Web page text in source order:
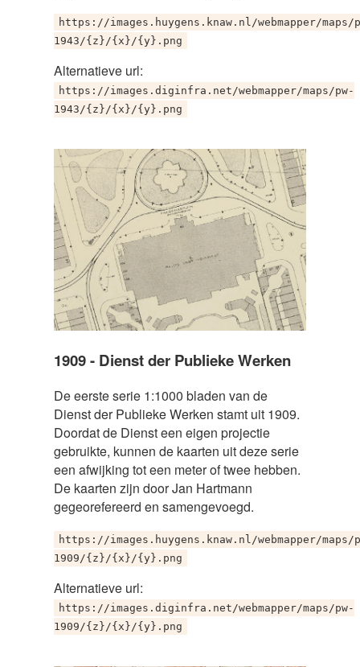
https://images.huygens.knaw.nl/webmapper/maps/
1943/{z}/{x}/{y}.png
Alternatieve url:
https://images.diginfra.net/webmapper/maps/pw-
1943/{z}/{x}/{y}.png
1909 - Dienst der Publieke Werken
De eerste serie 1:1000 bladen van de
Dienst der Publieke Werken stamt uit 1909.
Doordat de Dienst een eigen projectie
gebruikte, kunnen de kaarten uit deze serie
een afwijking tot een meter of twee hebben.
De kaarten zijn door Jan Hartmann
gegeorefereerd en samengevoegd.
https://images.huygens.knaw.nl/webmapper/maps/
1909/{z}/{x}/{y}.png
Alternatieve url:
https://images.diginfra.net/webmapper/maps/pw-
1909/{z}/{x}/{y}.png